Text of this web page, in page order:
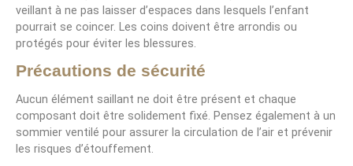
veillant à ne pas laisser d’espaces dans lesquels l’enfant
pourrait se coincer. Les coins doivent être arrondis ou
protégés pour éviter les blessures.
Précautions de sécurité
Aucun élément saillant ne doit être présent et chaque
composant doit être solidement fixé. Pensez également à un
sommier ventilé pour assurer la circulation de l’air et prévenir
les risques d’étouffement.